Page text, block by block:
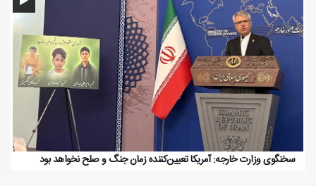
سخنگوی وزارت خارجه: آمریکا تعیین‌کننده زمان جنگ و صلح نخواهد بود